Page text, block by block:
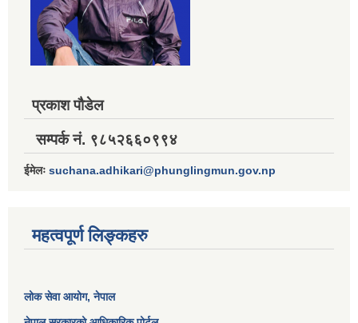
प्रकाश पौडेल
सम्पर्क नं. ९८५२६६०९९४
ईमेलः suchana.adhikari@phunglingmun.gov.np
महत्वपूर्ण लिङ्कहरु
लोक सेवा आयोग, नेपाल